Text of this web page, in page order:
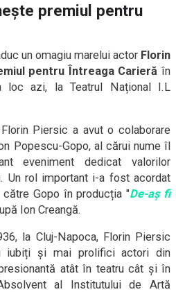
premiul pentru
un omagiu marelui actor Florin
pentru Întreaga Carieră în
loc azi, la Teatrul Național I.L
Piersic a avut o colaborare
Popescu-Gopo, al cărui nume îl
eveniment dedicat valorilor
Un rol important i-a fost acordat
Gopo în producția "De-aș fi
Ion Creangă.
la Cluj-Napoca, Florin Piersic
iubiți și mai prolifici actori din
atât în teatru cât și în
al Institutului de Artă